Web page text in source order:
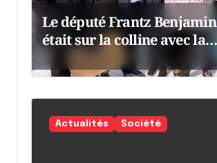
Le député Frantz Benjamin
était sur la colline avec la
chaumine
Actualités Société